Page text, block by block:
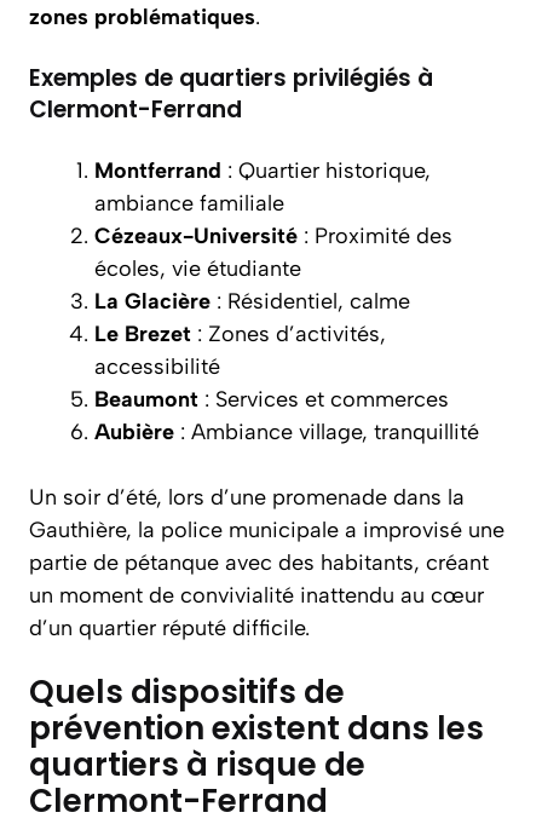
zones problématiques.
Exemples de quartiers privilégiés à
Clermont-Ferrand
Montferrand : Quartier historique,
ambiance familiale
Cézeaux-Université : Proximité des
écoles, vie étudiante
La Glacière : Résidentiel, calme
Le Brezet : Zones d’activités,
accessibilité
Beaumont : Services et commerces
Aubière : Ambiance village, tranquillité
Un soir d’été, lors d’une promenade dans la
Gauthière, la police municipale a improvisé une
partie de pétanque avec des habitants, créant
un moment de convivialité inattendu au cœur
d’un quartier réputé difficile.
Quels dispositifs de
prévention existent dans les
quartiers à risque de
Clermont-Ferrand